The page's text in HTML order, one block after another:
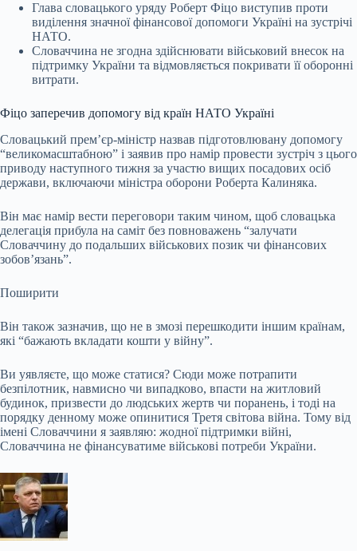
Глава словацького уряду Роберт Фіцо виступив проти
виділення значної фінансової допомоги Україні на зустрічі
НАТО.
Словаччина не згодна здійснювати військовий внесок на
підтримку України та відмовляється покривати її оборонні
витрати.
Фіцо заперечив допомогу від країн НАТО Україні
Словацький прем’єр-міністр назвав підготовлювану допомогу
“великомасштабною” і заявив про намір провести зустріч з цього
приводу наступного тижня за участю вищих посадових осіб
держави, включаючи міністра оборони Роберта Калиняка.
Він має намір вести переговори таким чином, щоб словацька
делегація прибула на саміт без повноважень “залучати
Словаччину до подальших військових позик чи фінансових
зобов’язань”.
Поширити
Він також зазначив, що не в змозі перешкодити іншим країнам,
які “бажають вкладати кошти у війну”.
Ви уявляєте, що може статися? Сюди може потрапити
безпілотник, навмисно чи випадково, впасти на житловий
будинок, призвести до людських жертв чи поранень, і тоді на
порядку денному може опинитися Третя світова війна. Тому від
імені Словаччини я заявляю: жодної підтримки війні,
Словаччина не фінансуватиме військові потреби України.